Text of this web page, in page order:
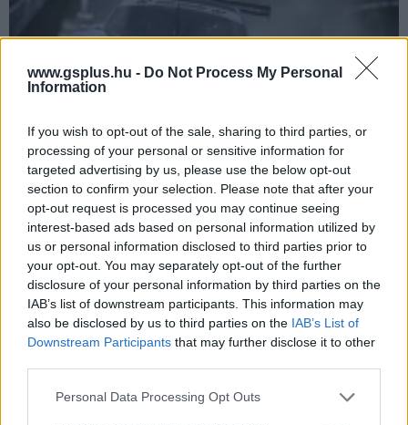
www.gsplus.hu - Do Not Process My Personal
Information
If you wish to opt-out of the sale, sharing to third parties, or
processing of your personal or sensitive information for
targeted advertising by us, please use the below opt-out
section to confirm your selection. Please note that after your
opt-out request is processed you may continue seeing
interest-based ads based on personal information utilized by
us or personal information disclosed to third parties prior to
your opt-out. You may separately opt-out of the further
disclosure of your personal information by third parties on the
IAB’s list of downstream participants. This information may
also be disclosed by us to third parties on the IAB’s List of
Downstream Participants that may further disclose it to other
Please note that this website/app uses one or more Google
Personal Data Processing Opt Outs
A Gran Turismo átlépte a 100 milliós eladást, a
hetedik rész új tartalmakat kap
| 2025.09.26 18:34
A State of Playről egy Gran Turismo bejelentés sem
maradhatott el, de ezúttal jó oka volt ünnepelni a stúdiónak.